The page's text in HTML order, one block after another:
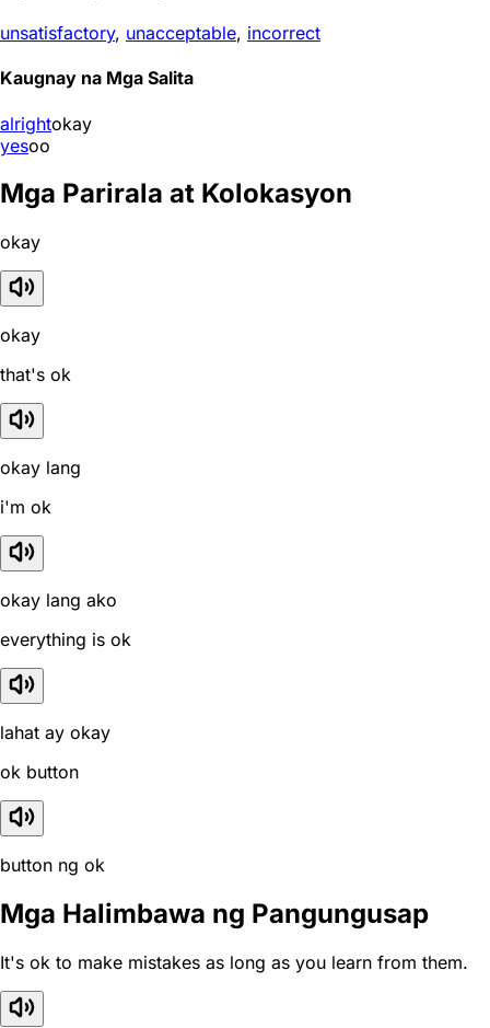
unsatisfactory, unacceptable, incorrect
Kaugnay na Mga Salita
alrightokay
yesoo
Mga Parirala at Kolokasyon
okay
okay
that's ok
okay lang
i'm ok
okay lang ako
everything is ok
lahat ay okay
ok button
button ng ok
Mga Halimbawa ng Pangungusap
It's ok to make mistakes as long as you learn from them.